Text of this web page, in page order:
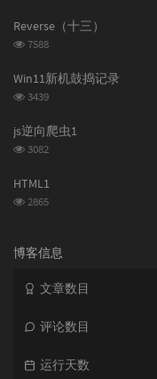
次
Reverse（十三）
浏
次
7588
Win11新机鼓捣记录
浏
次
数:
3439
js逆向爬虫1
浏
次
3082
HTML1
浏
数:
2865
博客信息
文章数目
评论数目
运行天数